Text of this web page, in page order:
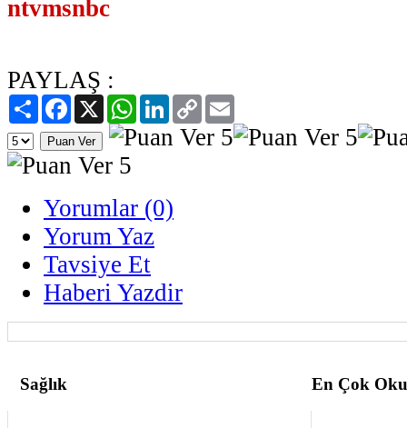
ntvmsnbc
PAYLAŞ :
PaylaşFacebook
X WhatsAppLinkedIn
Copy
Link
Yorumlar (0)
Yorum Yaz
Tavsiye Et
Haberi Yazdir
Sağlık En Çok